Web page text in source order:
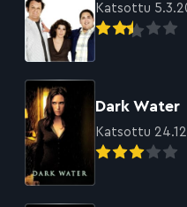
Katsottu
Dark Water
Katsottu